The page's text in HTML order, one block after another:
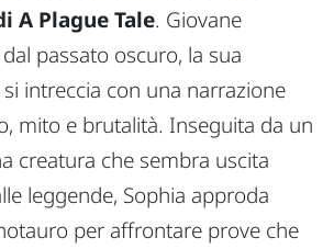
A Plague Tale. Giovane
passato oscuro, la sua
intreccia con una narrazione
mito e brutalità. Inseguita da un
creatura che sembra uscita
leggende, Sophia approda
per affrontare prove che